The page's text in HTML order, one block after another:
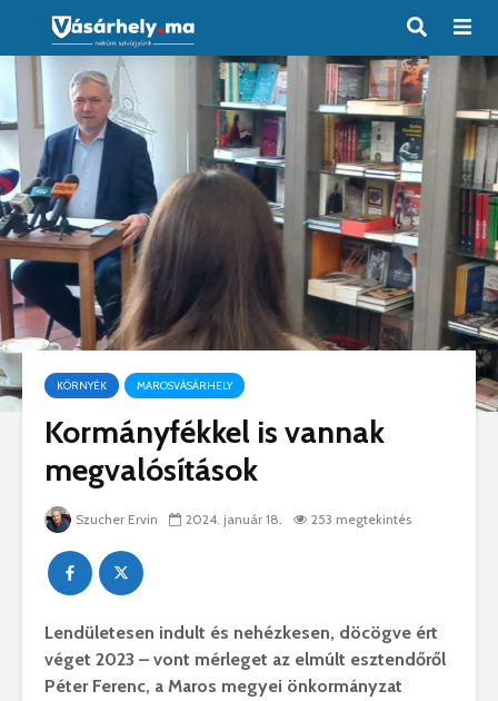
KÖRNYÉK MAROSVÁSÁRHELY
Kormányfékkel is vannak
megvalósítások
Szucher Ervin 2024. január 18. 253 megtekintés
Lendületesen indult és nehézkesen, döcögve ért
véget 2023 – vont mérleget az elmúlt esztendőről
Péter Ferenc, a Maros megyei önkormányzat